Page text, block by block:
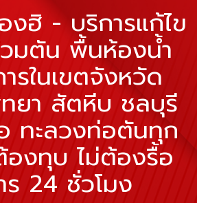
งฮิ - บริการแก้ไข
มตัน พื้นห้องน้ำ
รในเขตจังหวัด
ยา สัตหีบ ชลบุรี
ทะลวงท่อตันทุก
งทุบ ไม่ต้องรื้อ
ร 24 ชั่วโมง